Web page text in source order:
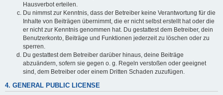
Hausverbot erteilen.
Du nimmst zur Kenntnis, dass der Betreiber keine Verantwortung für die
Inhalte von Beiträgen übernimmt, die er nicht selbst erstellt hat oder die
er nicht zur Kenntnis genommen hat. Du gestattest dem Betreiber, dein
Benutzerkonto, Beiträge und Funktionen jederzeit zu löschen oder zu
sperren.
Du gestattest dem Betreiber darüber hinaus, deine Beiträge
abzuändern, sofern sie gegen o. g. Regeln verstoßen oder geeignet
sind, dem Betreiber oder einem Dritten Schaden zuzufügen.
4. GENERAL PUBLIC LICENSE